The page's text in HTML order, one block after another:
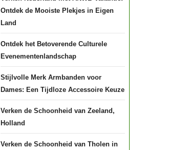
Ontdek de Mooiste Plekjes in Eigen
Land
Ontdek het Betoverende Culturele
Evenementenlandschap
Stijlvolle Merk Armbanden voor
Dames: Een Tijdloze Accessoire Keuze
Verken de Schoonheid van Zeeland,
Holland
Verken de Schoonheid van Tholen in